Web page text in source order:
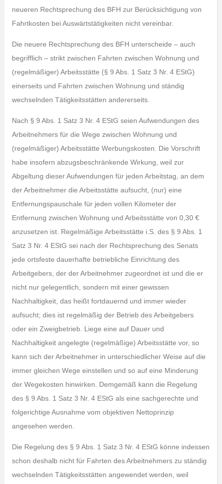
neueren Rechtsprechung des BFH zur Berücksichtigung von
Fahrtkosten bei Auswärtstätigkeiten nicht vereinbar.
Die neuere Rechtsprechung des BFH unterscheide – auch
begrifflich – strikt zwischen Fahrten zwischen Wohnung und
(regelmäßiger) Arbeitsstätte (§ 9 Abs. 1 Satz 3 Nr. 4 EStG)
einerseits und Fahrten zwischen Wohnung und ständig
wechselnden Tätigkeitsstätten andererseits.
Nach § 9 Abs. 1 Satz 3 Nr. 4 EStG seien Aufwendungen des
Arbeitnehmers für die Wege zwischen Wohnung und
(regelmäßiger) Arbeitsstätte Werbungskosten. Die Vorschrift
habe insofern abzugsbeschränkende Wirkung, weil zur
Abgeltung dieser Aufwendungen für jeden Arbeitstag, an dem
der Arbeitnehmer die Arbeitsstätte aufsucht, (nur) eine
Entfernungspauschale für jeden vollen Kilometer der
Entfernung zwischen Wohnung und Arbeitsstätte von 0,30 €
anzusetzen ist. Regelmäßige Arbeitsstätte i.S. des § 9 Abs. 1
Satz 3 Nr. 4 EStG sei nach der Rechtsprechung des Senats
jede ortsfeste dauerhafte betriebliche Einrichtung des
Arbeitgebers, der der Arbeitnehmer zugeordnet ist und die er
nicht nur gelegentlich, sondern mit einer gewissen
Nachhaltigkeit, das heißt fortdauernd und immer wieder
aufsucht; dies ist regelmäßig der Betrieb des Arbeitgebers
oder ein Zweigbetrieb. Liege eine auf Dauer und
Nachhaltigkeit angelegte (regelmäßige) Arbeitsstätte vor, so
kann sich der Arbeitnehmer in unterschiedlicher Weise auf die
immer gleichen Wege einstellen und so auf eine Minderung
der Wegekosten hinwirken. Demgemäß kann die Regelung
des § 9 Abs. 1 Satz 3 Nr. 4 EStG als eine sachgerechte und
folgerichtige Ausnahme vom objektiven Nettoprinzip
angesehen werden.
Die Regelung des § 9 Abs. 1 Satz 3 Nr. 4 EStG könne indessen
schon deshalb nicht für Fahrten des Arbeitnehmers zu ständig
wechselnden Tätigkeitsstätten angewendet werden, weil